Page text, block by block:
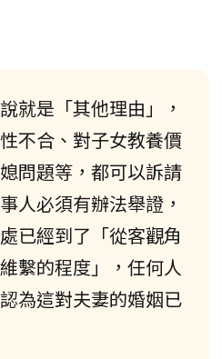
就是「其他理由」，
不合、對子女教養價
問題等，都可以訴請
人必須有辦法舉證，
已經到了「從客觀角
繫的程度」，任何人
為這對夫妻的婚姻已